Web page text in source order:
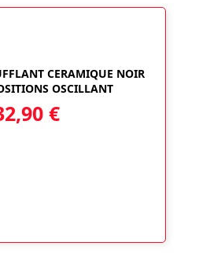
CERAMIQUE NOIR
OSCILLANT
€